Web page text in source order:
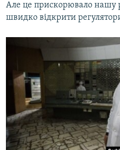
Але це прискорювало нашу
швидко відкрити